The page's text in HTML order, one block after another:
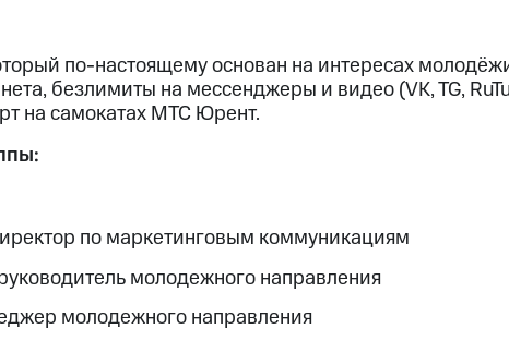
по-настоящему основан на интересах
безлимиты на мессенджеры и видео (VK, TG,
на самокатах МТС Юрент.
по маркетинговым коммуникациям
молодежного направления
молодежного направления